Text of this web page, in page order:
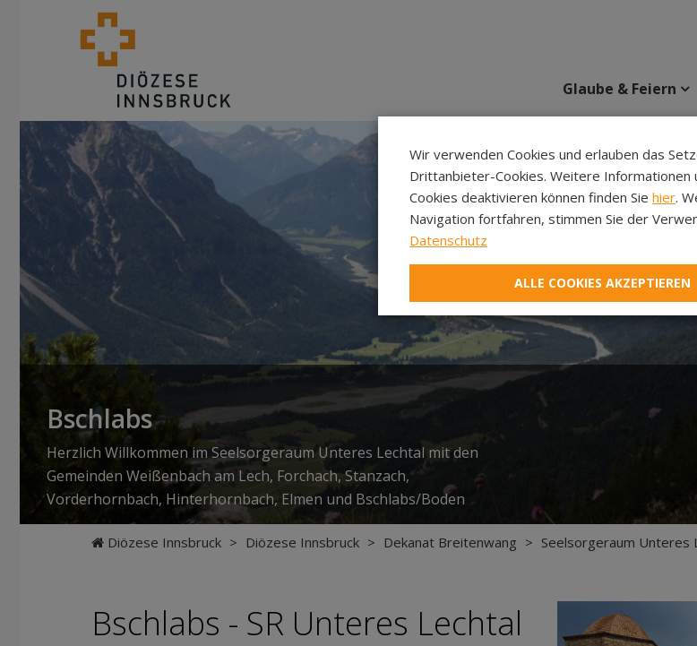
Glaube & Feiern
Bschlabs
Herzlich Willkommen im Seelsorgeraum Unteres Lechtal mit den
Gemeinden Weißenbach am Lech, Forchach, Stanzach,
Vorderhornbach, Hinterhornbach, Elmen und Bschlabs/Boden
Diözese Innsbruck > Diözese Innsbruck > Dekanat Breitenwang > Seelsorgeraum Unteres
Bschlabs - SR Unteres Lechtal
Wir verwenden Cookies und erlauben das
Drittanbieter-Cookies. Weitere Informationen
Cookies deaktivieren können finden Sie hier.
Navigation fortfahren, stimmen Sie der
Datenschutz
ALLE COOKIES AKZEPTIEREN